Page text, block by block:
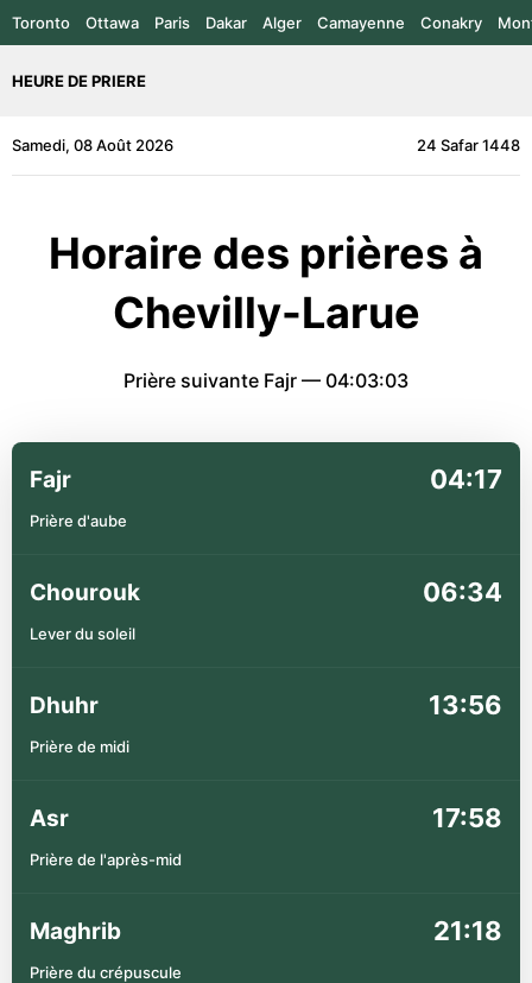
Toronto Ottawa Paris Dakar Alger Camayenne Conakry
HEURE DE PRIERE
Samedi, 08 Août 2026 24 Safar 1448
Horaire des prières à
Chevilly-Larue
Prière suivante Fajr — 04:03:03
Fajr 04:17
Prière d'aube
Chourouk 06:34
Lever du soleil
Dhuhr 13:56
Prière de midi
Asr 17:58
Prière de l'après-mid
Maghrib 21:18
Prière du crépuscule